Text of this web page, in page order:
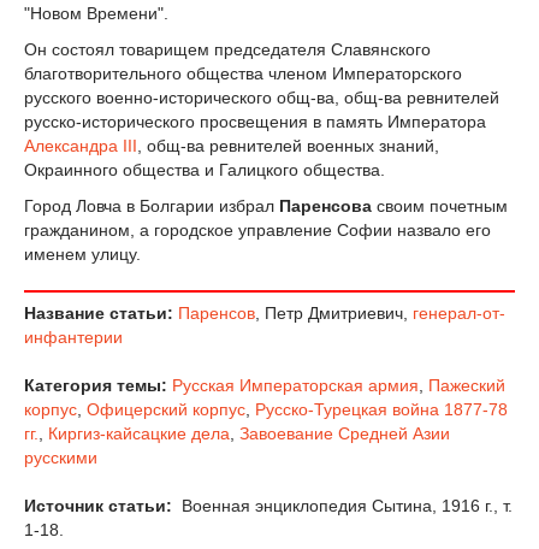
"Новом Времени".
Он состоял товарищем председателя Славянского
благотворительного общества членом Императорского
русского военно-исторического общ-ва, общ-ва ревнителей
русско-исторического просвещения в память Императора
Александра III , общ-ва ревнителей военных знаний,
Окраинного общества и Галицкого общества.
Город Ловча в Болгарии избрал Паренсова своим почетным
гражданином, а городское управление Софии назвало его
именем улицу.
Название статьи: Паренсов , Петр Дмитриевич, генерал-от-
инфантерии
Категория темы: Русская Императорская армия
Пажеский
корпус Офицерский корпус Русско-Турецкая война 1877-78
гг.
Киргиз-кайсацкие дела Завоевание Средней Азии
русскими
Источник статьи:
Военная энциклопедия Сытина, 1916 г., т.
1-18.